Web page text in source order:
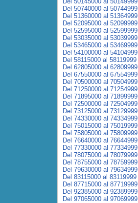
Del 50740000 al 50744999
Del 51360000 al 51364999
Del 52095000 al 52099999
Del 52595000 al 52599999
Del 53035000 al 53039999
Del 53465000 al 53469999
Del 54100000 al 54104999
Del 58115000 al 58119999
Del 62805000 al 62809999
Del 67550000 al 67554999
Del 70500000 al 70504999
Del 71250000 al 71254999
Del 71895000 al 71899999
Del 72500000 al 72504999
Del 73125000 al 73129999
Del 74330000 al 74334999
Del 75015000 al 75019999
Del 75805000 al 75809999
Del 76640000 al 76644999
Del 77330000 al 77334999
Del 78075000 al 78079999
Del 78755000 al 78759999
Del 79630000 al 79634999
Del 83115000 al 83119999
Del 87715000 al 87719999
Del 92385000 al 92389999
Del 97065000 al 97069999